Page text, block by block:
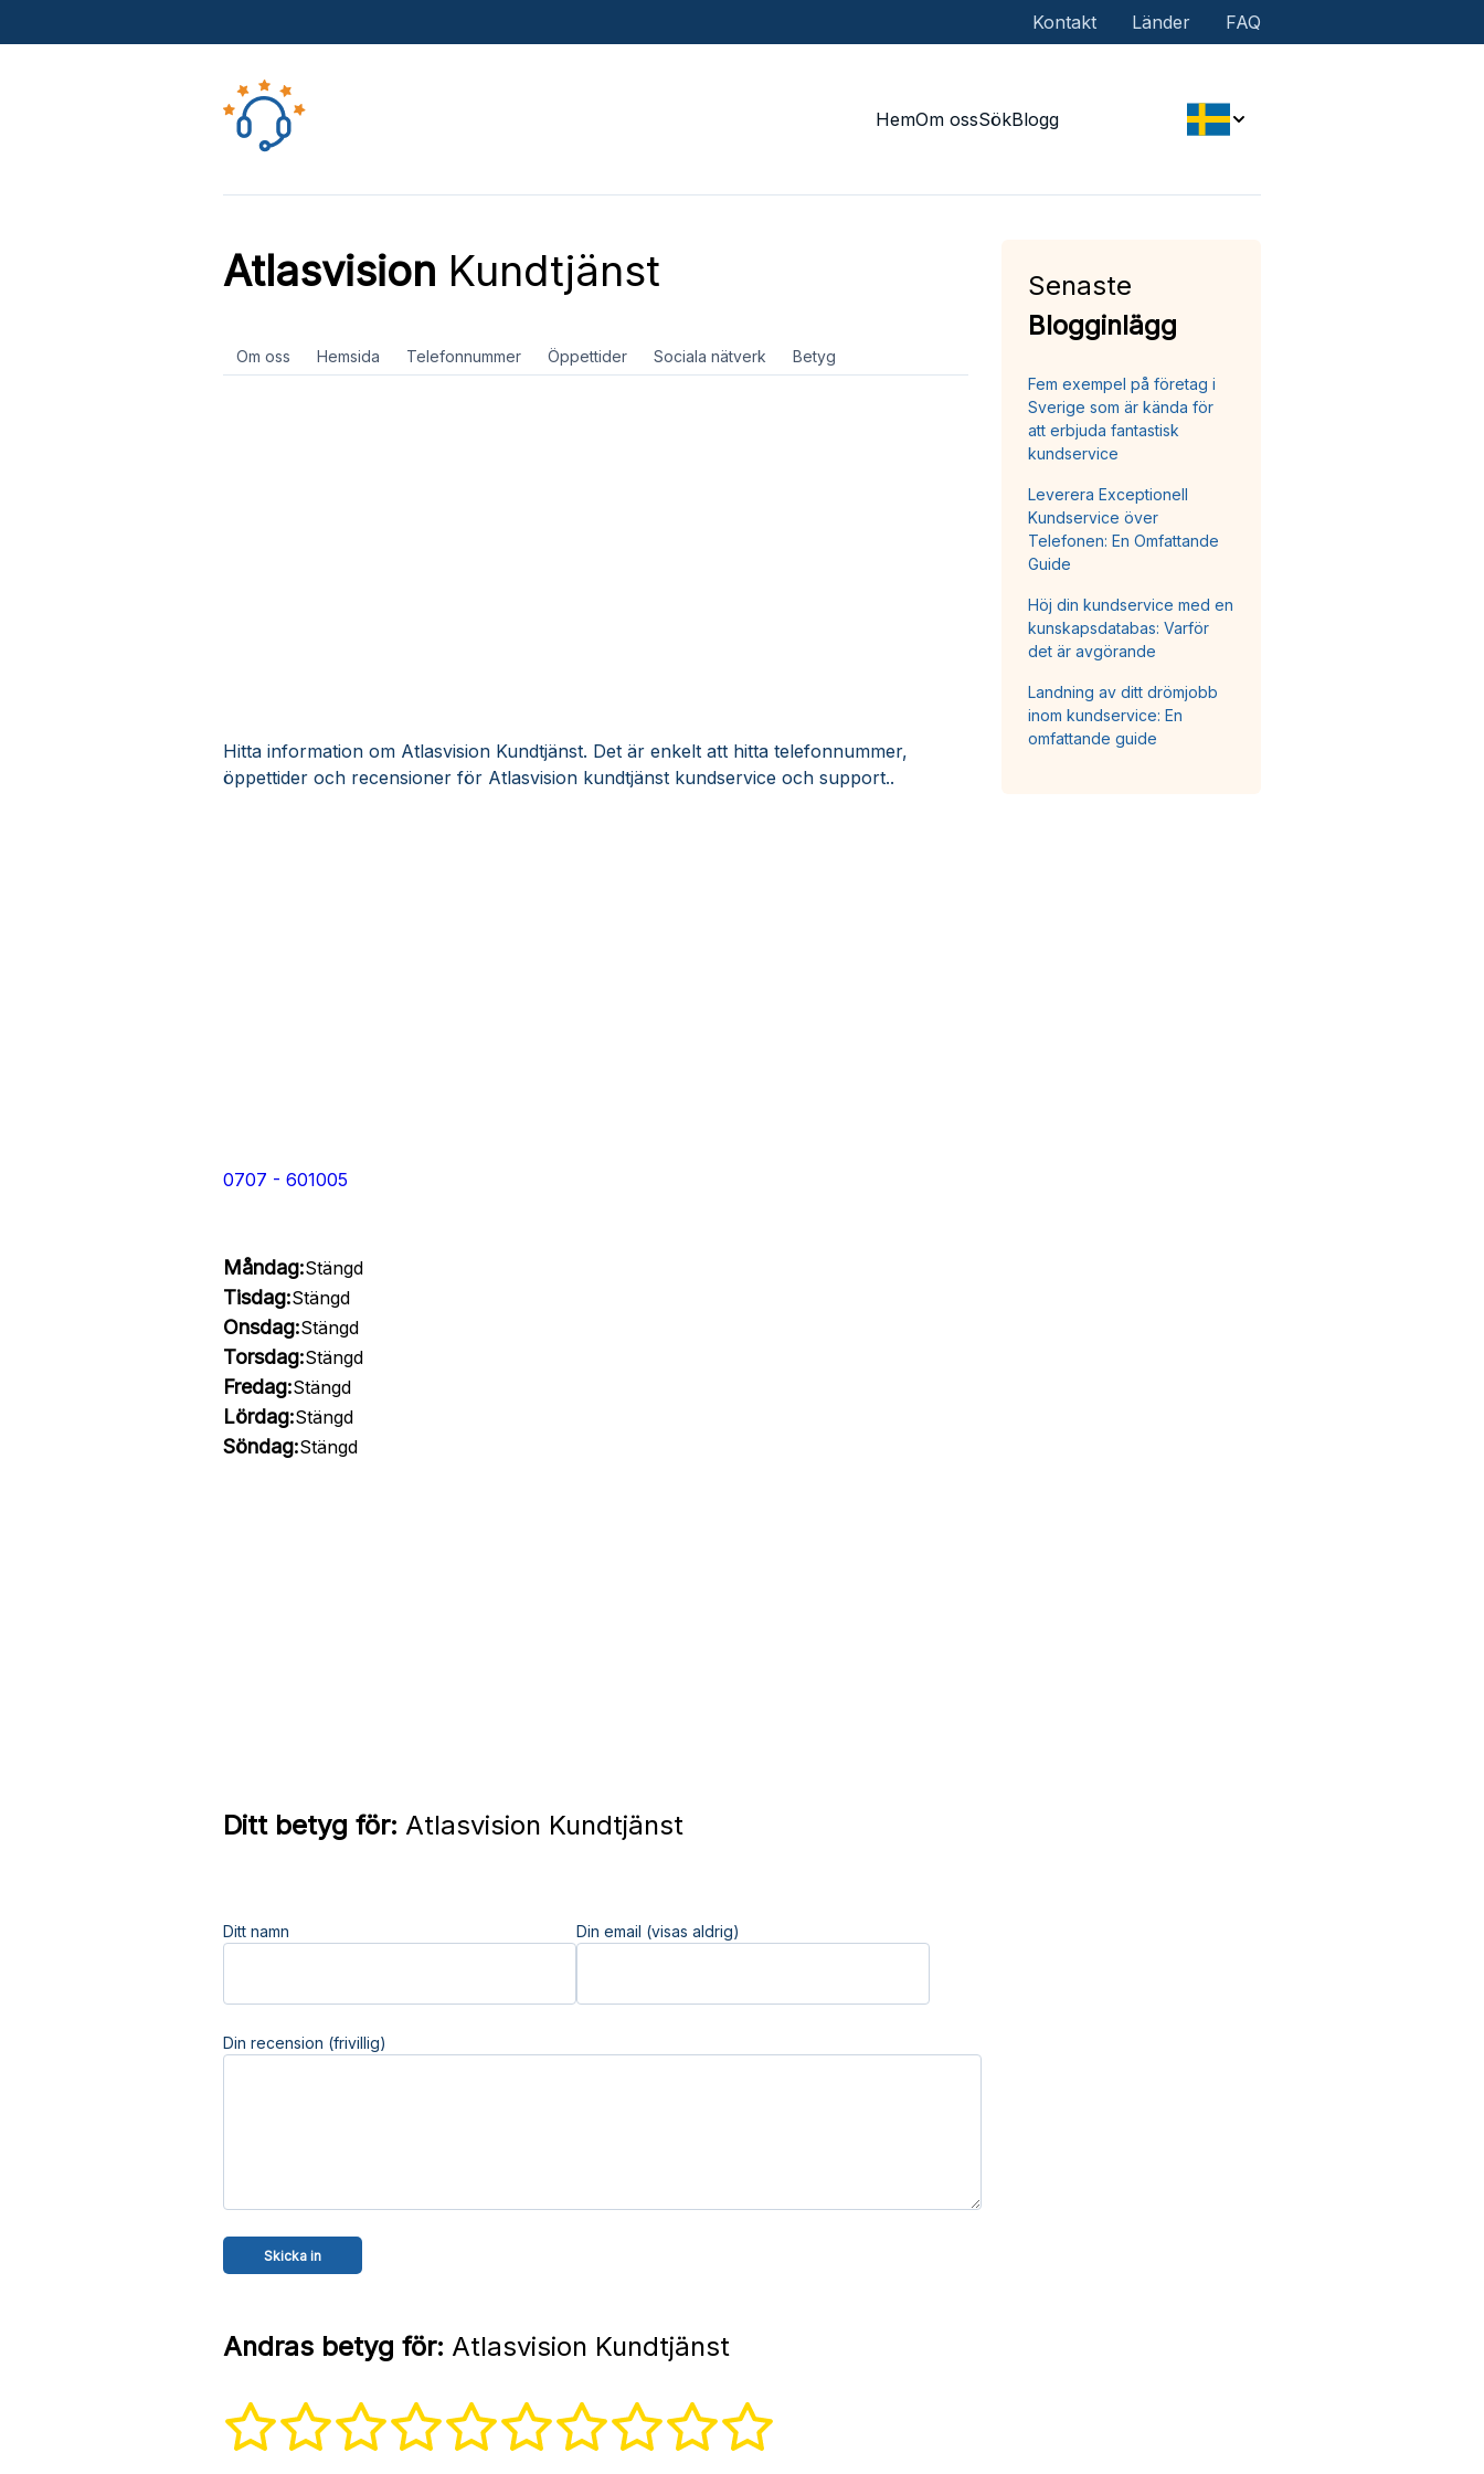
Kontakt Länder FAQ
HemOm ossSökBlogg
Atlasvision Kundtjänst
Om oss Hemsida Telefonnummer Öppettider Sociala nätverk Betyg
Hitta information om Atlasvision Kundtjänst. Det är enkelt att hitta telefonnummer,
öppettider och recensioner för Atlasvision kundtjänst kundservice och support..
0707 - 601005
Måndag:Stängd
Tisdag:Stängd
Onsdag:Stängd
Torsdag:Stängd
Fredag:Stängd
Lördag:Stängd
Söndag:Stängd
Ditt betyg för: Atlasvision Kundtjänst
Ditt namn Din email (visas aldrig)
Din recension (frivillig)
Andras betyg för: Atlasvision Kundtjänst
Senaste
Blogginlägg
Fem exempel på företag i
Sverige som är kända för
att erbjuda fantastisk
kundservice
Leverera Exceptionell
Kundservice över
Telefonen: En Omfattande
Guide
Höj din kundservice med en
kunskapsdatabas: Varför
det är avgörande
Landning av ditt drömjobb
inom kundservice: En
omfattande guide